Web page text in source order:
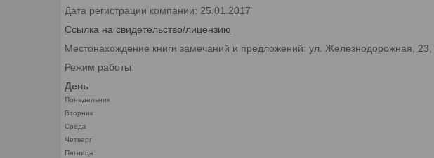
Дата регистрации компании: 25.01.2017
Ссылка на свидетельство/лицензию
Местонахождение книги замечаний и предложений: ул. Железнодорожная,
Режим работы:
День
Понедельник
Вторник
Среда
Четверг
Пятница